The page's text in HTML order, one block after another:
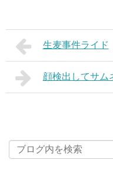
生麦事件ライド
顔検出してサム